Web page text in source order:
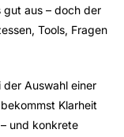
gut aus – doch der
Tools, Fragen
Auswahl einer
Klarheit
– und konkrete